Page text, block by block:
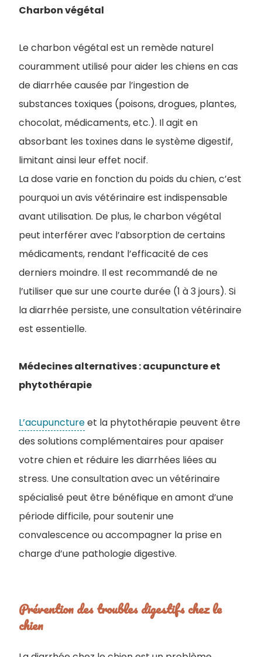
Charbon végétal
Le charbon végétal est un remède naturel
couramment utilisé pour aider les chiens en cas
de diarrhée causée par l’ingestion de
substances toxiques (poisons, drogues, plantes,
chocolat, médicaments, etc.). Il agit en
absorbant les toxines dans le système digestif,
limitant ainsi leur effet nocif.
La dose varie en fonction du poids du chien, c’est
pourquoi un avis vétérinaire est indispensable
avant utilisation. De plus, le charbon végétal
peut interférer avec l’absorption de certains
médicaments, rendant l’efficacité de ces
derniers moindre. Il est recommandé de ne
l’utiliser que sur une courte durée (1 à 3 jours). Si
la diarrhée persiste, une consultation vétérinaire
est essentielle.
Médecines alternatives : acupuncture et
phytothérapie
L’acupunctureet la phytothérapie peuvent être
des solutions complémentaires pour apaiser
votre chien et réduire les diarrhées liées au
stress. Une consultation avec un vétérinaire
spécialisé peut être bénéfique en amont d’une
période difficile, pour soutenir une
convalescence ou accompagner la prise en
charge d’une pathologie digestive.
Prévention des troubles digestifs chez le
chien